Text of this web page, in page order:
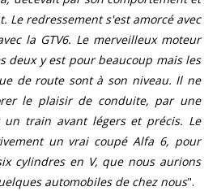
Le redressement s'est amorcé avec
la GTV6. Le merveilleux moteur
deux y est pour beaucoup mais les
de route sont à son niveau. Il ne
le plaisir de conduite, par une
train avant légers et précis. Le
un vrai coupé Alfa 6, pour
cylindres en V, que nous aurions
automobiles de chez nous".